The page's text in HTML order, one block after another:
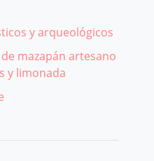
y arqueológicos
mazapán artesano
y limonada